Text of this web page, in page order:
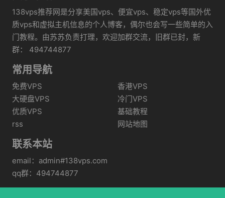
138vps推荐网是分享美国vps、便宜vps、稳定vps等国外优
质vps和虚拟主机信息的个人博客，偶尔也会写一些简单的入
门教程。由苏苏负责打理，欢迎加群交流，旧群已封，新
群： 494744877
常用导航
免费VPS
香港VPS
大硬盘VPS
冷门VPS
优质VPS
基础教程
rss
网站地图
联系本站
email：admin#138vps.com
qq群：494744877